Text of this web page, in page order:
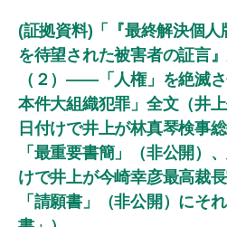
(証拠資料)「『最終解決個
を待望された被害者の証言
（２）――「人権」を絶滅
本件大組織犯罪」全文（井
日付けで井上が林真琴検事
「最重要書簡」（非公開）
けで井上が今崎幸彦最高裁
「請願書」（非公開）にそ